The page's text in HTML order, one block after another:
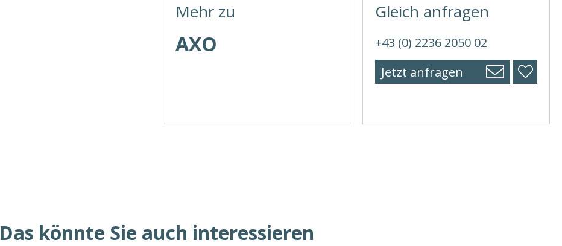
Mehr zu
AXO
Gleich anfragen
+43 (0) 2236 2050 02
Jetzt anfragen
Das könnte Sie auch interessieren